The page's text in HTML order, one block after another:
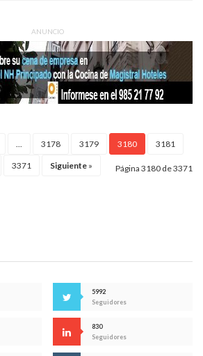
ANUNCIO
3178 3179 3180 3181
3371 Siguiente » Página 3180 de 3371
5992
Seguidores
830
Seguidores